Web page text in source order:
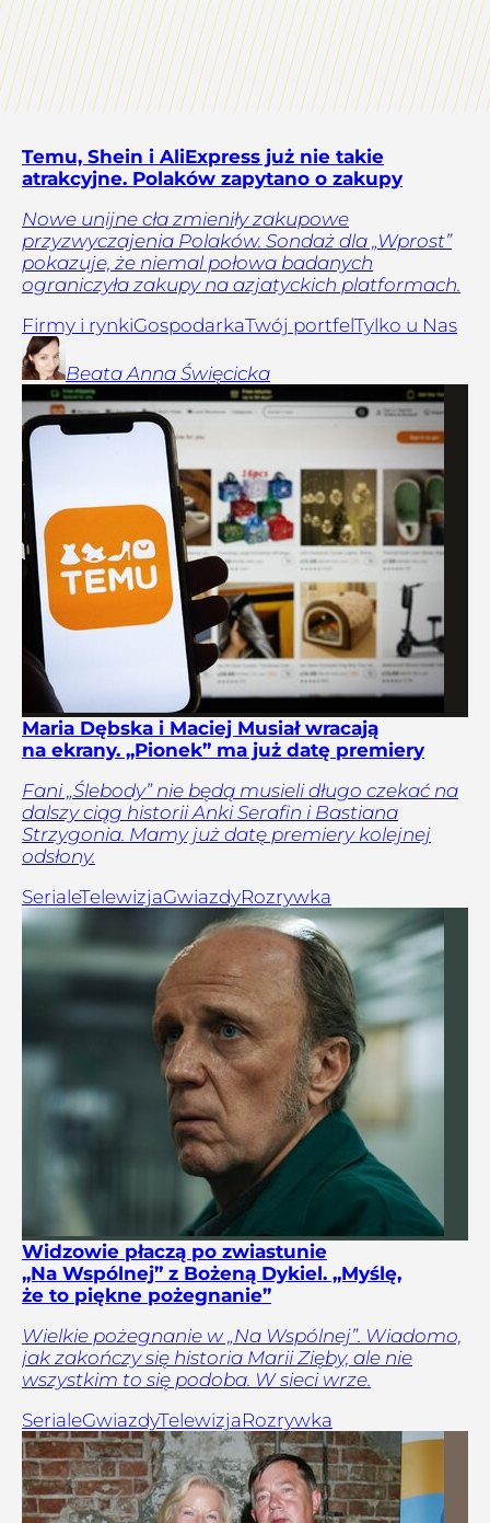
Temu, Shein i AliExpress już nie takie
atrakcyjne. Polaków zapytano o zakupy
Nowe unijne cła zmieniły zakupowe
przyzwyczajenia Polaków. Sondaż dla „Wprost”
pokazuje, że niemal połowa badanych
ograniczyła zakupy na azjatyckich platformach.
Firmy i rynkiGospodarkaTwój portfelTylko u Nas
Beata Anna Święcicka
Maria Dębska i Maciej Musiał wracają
na ekrany. „Pionek” ma już datę premiery
Fani „Ślebody” nie będą musieli długo czekać na
dalszy ciąg historii Anki Serafin i Bastiana
Strzygonia. Mamy już datę premiery kolejnej
odsłony.
SerialeTelewizjaGwiazdyRozrywka
Widzowie płaczą po zwiastunie
„Na Wspólnej” z Bożeną Dykiel. „Myślę,
że to piękne pożegnanie”
Wielkie pożegnanie w „Na Wspólnej”. Wiadomo,
jak zakończy się historia Marii Zięby, ale nie
wszystkim to się podoba. W sieci wrze.
SerialeGwiazdyTelewizjaRozrywka